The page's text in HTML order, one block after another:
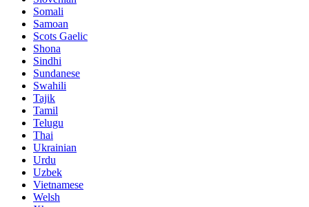
Somali
Samoan
Scots Gaelic
Shona
Sindhi
Sundanese
Swahili
Tajik
Tamil
Telugu
Thai
Ukrainian
Urdu
Uzbek
Vietnamese
Welsh